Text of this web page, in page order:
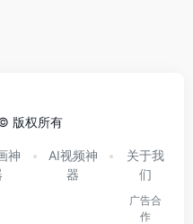
版权所有
神
AI视频神
器
关于我
们
广告合
作